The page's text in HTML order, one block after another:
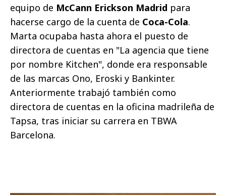
equipo de McCann Erickson Madrid para
hacerse cargo de la cuenta de Coca-Cola.
Marta ocupaba hasta ahora el puesto de
directora de cuentas en "La agencia que tiene
por nombre Kitchen", donde era responsable
de las marcas Ono, Eroski y Bankinter.
Anteriormente trabajó también como
directora de cuentas en la oficina madrileña de
Tapsa, tras iniciar su carrera en TBWA
Barcelona.